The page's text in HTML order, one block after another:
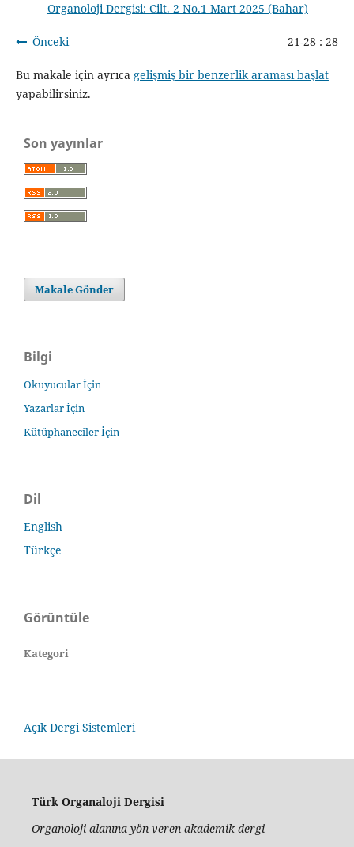
Organoloji Dergisi: Cilt. 2 No.1 Mart 2025 (Bahar)
Önceki 21-28 : 28
Bu makale için ayrıca gelişmiş bir benzerlik araması başlat
yapabilirsiniz.
Son yayınlar
Makale Gönder
Bilgi
Okuyucular İçin
Yazarlar İçin
Kütüphaneciler İçin
Dil
English
Türkçe
Görüntüle
Kategori
Açık Dergi Sistemleri
Türk Organaloji Dergisi
Organoloji alanına yön veren akademik dergi